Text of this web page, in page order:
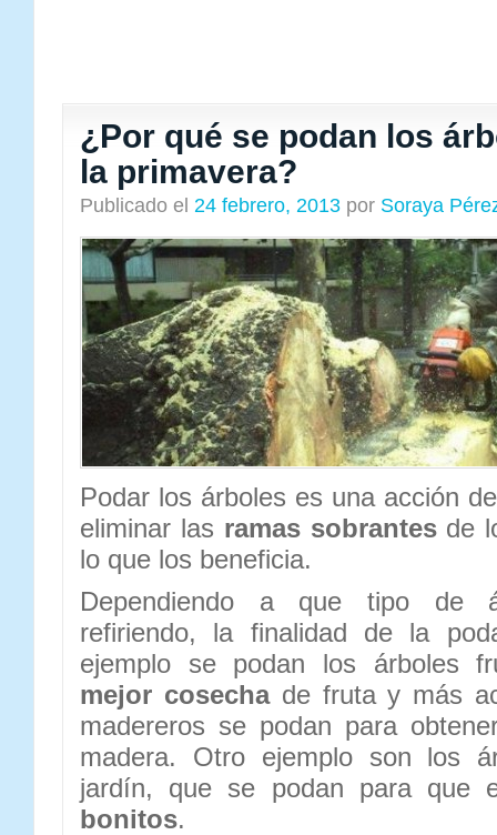
¿Por qué se podan los
la primavera?
Publicado el 24 febrero, 2013 por Soraya
Podar los árboles es una acción
eliminar las ramas sobrantesde
lo que los beneficia.
Dependiendo a que tipo de
refiriendo, la finalidad de la
ejemplo se podan los árboles
mejor cosechade fruta y más
madereros se podan para
madera. Otro ejemplo son los
jardín, que se podan para que
bonitos.